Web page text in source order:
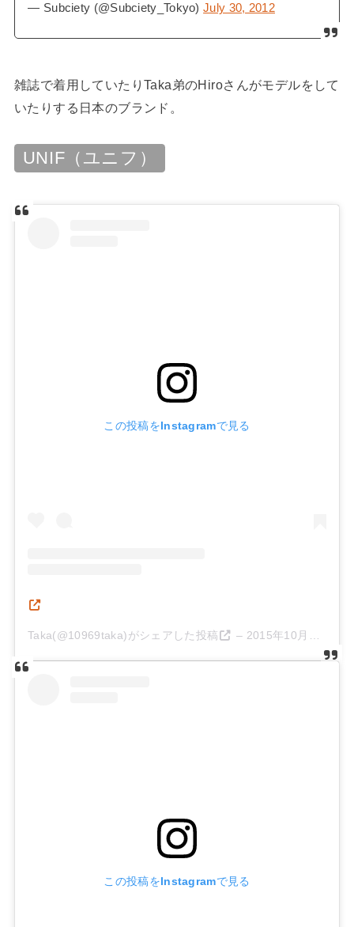
— Subciety (@Subciety_Tokyo)July 30, 2012
雑誌で着用していたりTaka弟のHiroさんがモデルをして
いたりする日本のブランド。
UNIF（ユニフ）
この投稿をInstagramで見る
Taka(@10969taka)がシェアした投稿 – 2015年10月月17日午後11時52分PDT
この投稿をInstagramで見る